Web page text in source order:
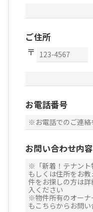
ご住所
お電話番号
お問い合わせ内容